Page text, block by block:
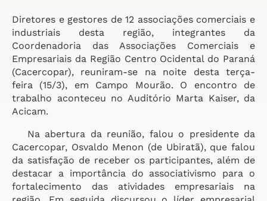
Diretores e gestores de 12 associações comerciais e
industriais desta região, integrantes da
Coordenadoria das Associações Comerciais e
Empresariais da Região Centro Ocidental do Paraná
(Cacercopar), reuniram-se na noite desta terça-
feira (15/3), em Campo Mourão. O encontro de
trabalho aconteceu no Auditório Marta Kaiser, da
Acicam.
Na abertura da reunião, falou o presidente da
Cacercopar, Osvaldo Menon (de Ubiratã), que falou
da satisfação de receber os participantes, além de
destacar a importância do associativismo para o
fortalecimento das atividades empresariais na